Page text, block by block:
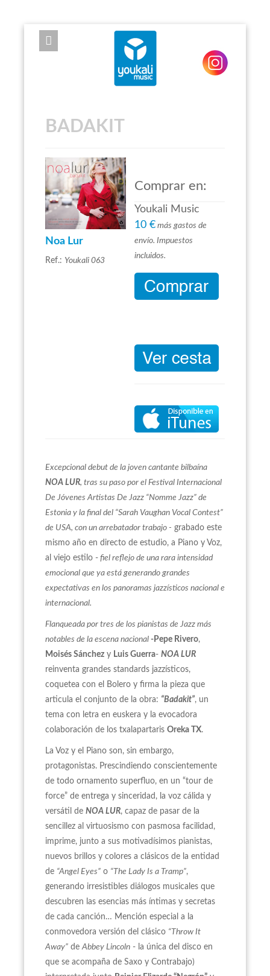
EXPOSE FRAMEWORK FOR JOOMLA 2.5 AND 3.0+
BADAKIT
Noa Lur
Ref.: Youkali 063
Comprar en:
Youkali Music
10 € más gastos de
envío. Impuestos
incluidos.
Excepcional debut de la joven cantante bilbaína
NOA LUR, tras su paso por el Festival Internacional
De Jóvenes Artistas De Jazz “Nomme Jazz” de
Estonia y la final del “Sarah Vaughan Vocal Contest”
de USA, con un arrebatador trabajo - grabado este
mismo año en directo de estudio, a Piano y Voz,
al viejo estilo - fiel reflejo de una rara intensidad
emocional que ya está generando grandes
expectativas en los panoramas jazzísticos nacional e
internacional.
Flanqueada por tres de los pianistas de Jazz más
notables de la escena nacional -Pepe Rivero,
Moisés Sánchez y Luis Guerra- NOA LUR
reinventa grandes standards jazzísticos,
coquetea con el Bolero y firma la pieza que
articula el conjunto de la obra: “Badakit”, un
tema con letra en euskera y la evocadora
colaboración de los txalapartaris Oreka TX.
La Voz y el Piano son, sin embargo,
protagonistas. Prescindiendo conscientemente
de todo ornamento superfluo, en un “tour de
force” de entrega y sinceridad, la voz cálida y
versátil de NOA LUR, capaz de pasar de la
sencillez al virtuosismo con pasmosa facilidad,
imprime, junto a sus motivadísimos pianistas,
nuevos brillos y colores a clásicos de la entidad
de “Angel Eyes” o “The Lady Is a Tramp”,
generando irresistibles diálogos musicales que
descubren las esencias más íntimas y secretas
de cada canción… Mención especial a la
conmovedora versión del clásico “Throw It
Away” deAbbey Lincoln - la única del disco en
que se acompaña de Saxo y Contrabajo)